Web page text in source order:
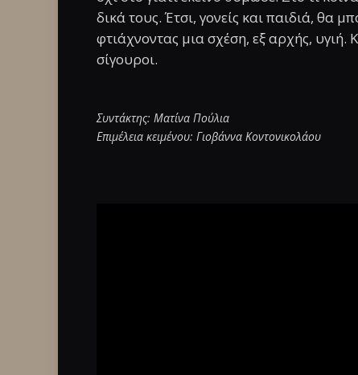
δικά τους. Έτσι, γονείς και παιδιά, θα
φτιάχνοντας μια σχέση, εξ αρχής, υγιή.
σίγουροι.
Συντάκτης: Ματίνα Πούλια
Επιμέλεια κειμένου: Γιοβάννα Κοντονικολάου